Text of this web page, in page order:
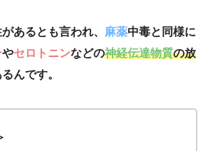
あるとも言われ、 麻薬中毒と同様に
やセロトニンなどの神経伝達物質の放
んです。